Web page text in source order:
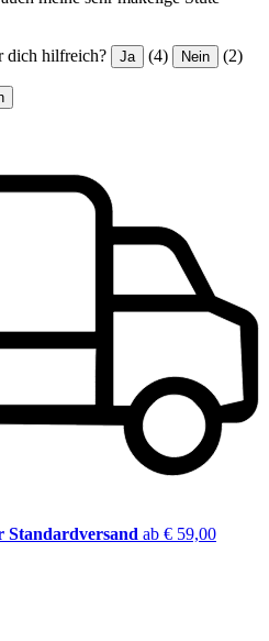
dich hilfreich? Ja (4) Nein (2)
Standardversand ab € 59,00